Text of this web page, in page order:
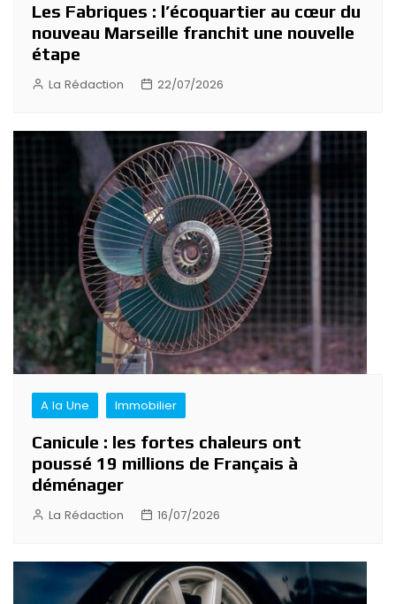
Les Fabriques : l’écoquartier au cœur du
nouveau Marseille franchit une nouvelle
étape
La Rédaction 22/07/2026
A la Une Immobilier
Canicule : les fortes chaleurs ont
poussé 19 millions de Français à
déménager
La Rédaction 16/07/2026